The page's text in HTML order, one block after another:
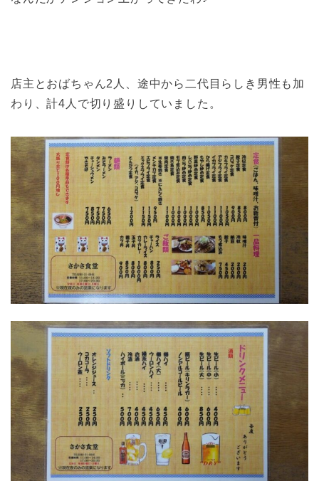
店主とおばちゃん2人、途中から二代目らしき男性も加
わり、計4人で切り盛りしていました。